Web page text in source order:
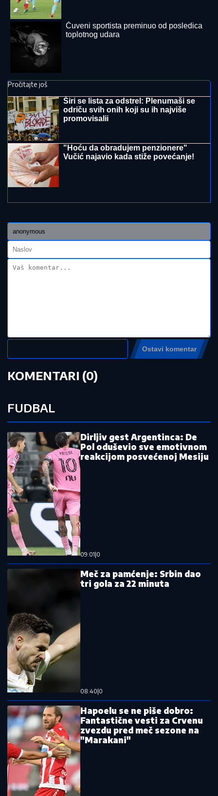
"HOĆEŠ TI DA SE SKIDAŠ ILI JA DA TE SKINEM?"
Pevačica doživela jezivo zlostavljanje, o traumi samo
jednom govorila: "Ceo dan sam bila zaključana"
Tragedija! Umro Mesijev otac
55 SATI BEZ SNA I 160 KILOMETARA KROZ LEDENO
RASKINULI TEODORA I BEBICA
kazna do 3 godine zatvora zbog sakoa
meč sezone! Stanković: Ovde je uvek
Srbija je u polufinalu Svetskog
prvenstva, sledeća je Hrvatska
Amerikanac ostaje u prestonici, pao
novi ugovor
Crvena zvezda - Novi Pazar: Katai
pogodio u poslednjim sekundama
Čuveni sportista preminuo od posledica
toplotnog udara
Pročitajte još